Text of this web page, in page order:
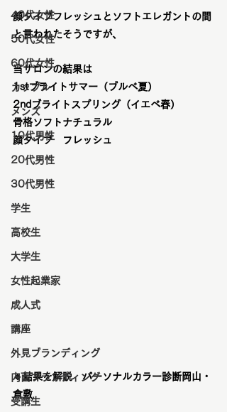
40代女性
50代女性
60代女性
カップル
メンズ
10代男性
20代男性
30代男性
学生
高校生
大学生
女性起業家
成人式
講座
外見ブランディング
内面ブランディング
受講生
顔タイプフレッシュとソフトエレガントの間
と言われたそうですが、
当サロンの結果は
1stブライトサマー（ブルベ夏）
2ndブライトスプリング（イエベ春）
骨格ソフトナチュラル
顔タイプ　フレッシュ
🔹結果を解説　パーソナルカラー診断岡山・
倉敷